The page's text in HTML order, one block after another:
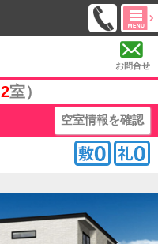
お問合せ
2室）
空室情報を確認